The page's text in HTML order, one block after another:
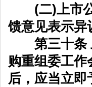
(二)上市公
馈意见表示异
第三十条
购重组委工
后，应当立